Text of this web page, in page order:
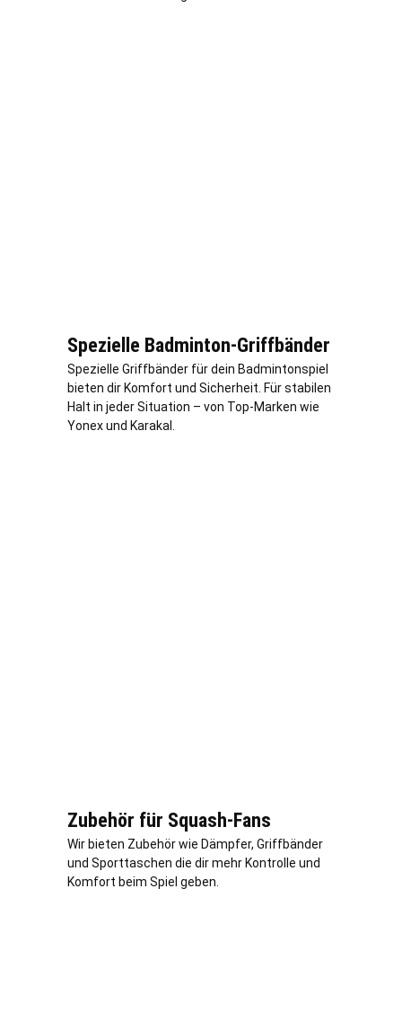
Spezielle Badminton-Griffbänder
Spezielle Griffbänder für dein Badmintonspiel
bieten dir Komfort und Sicherheit. Für stabilen
Halt in jeder Situation – von Top-Marken wie
Yonex und Karakal.
Zubehör für Squash-Fans
Wir bieten Zubehör wie Dämpfer, Griffbänder
und Sporttaschen die dir mehr Kontrolle und
Komfort beim Spiel geben.